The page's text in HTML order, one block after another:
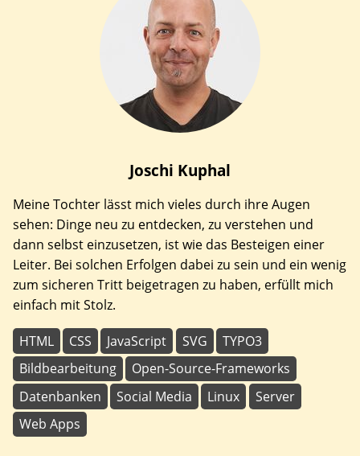
Joschi Kuphal
Meine Tochter lässt mich vieles durch ihre Augen
sehen: Dinge neu zu entdecken, zu verstehen und
dann selbst einzusetzen, ist wie das Besteigen einer
Leiter. Bei solchen Erfolgen dabei zu sein und ein wenig
zum sicheren Tritt beigetragen zu haben, erfüllt mich
einfach mit Stolz.
HTML CSS JavaScript SVG
TYPO3
Bildbearbeitung
Open-Source-Frameworks
Datenbanken
Social Media Linux
Server
Web Apps